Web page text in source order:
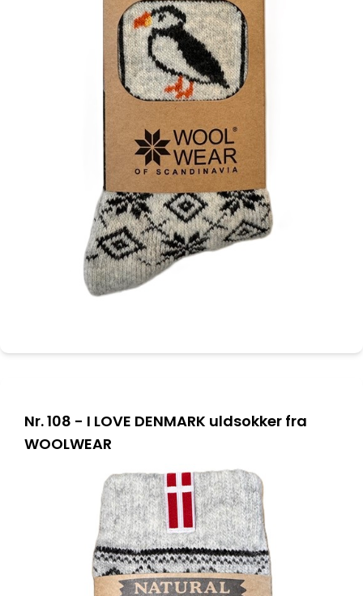
Nr. 108 - I LOVE DENMARK uldsokker fra
WOOLWEAR